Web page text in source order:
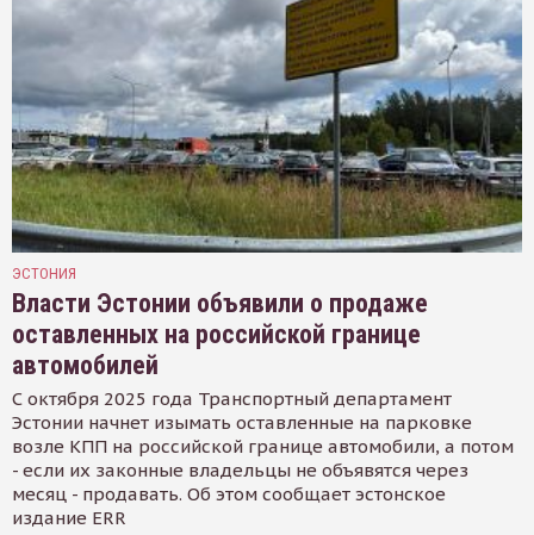
ЭСТОНИЯ
Власти Эстонии объявили о продаже
оставленных на российской границе
автомобилей
С октября 2025 года Транспортный департамент
Эстонии начнет изымать оставленные на парковке
возле КПП на российской границе автомобили, а потом
- если их законные владельцы не объявятся через
месяц - продавать. Об этом сообщает эстонское
издание ERR